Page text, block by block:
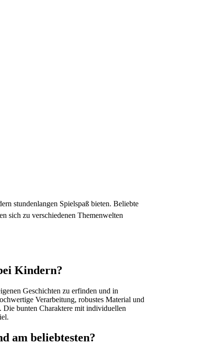
stundenlangen Spielspaß bieten. Beliebte
sich zu verschiedenen Themenwelten
Kindern?
Geschichten zu erfinden und in
Verarbeitung, robustes Material und
Die bunten Charaktere mit individuellen
am beliebtesten?